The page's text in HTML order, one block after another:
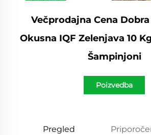
Večprodajna Cena
Okusna IQF Zelenjava 10
Šampinjoni
Poizvedba
Pregled